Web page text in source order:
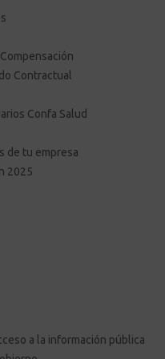
Contractual
Confa Salud
de tu empresa
2025
a la información pública